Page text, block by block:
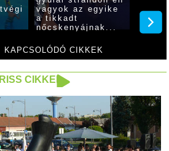
KAPCSOLÓDÓ CIKKEK
vagyok az egyike
a tikkadt
nőcskenyájnak...
CIKKEI